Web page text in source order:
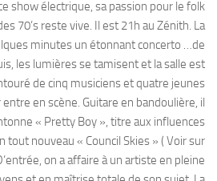
show électrique, sa passion pour le folk
70’s reste vive. Il est 21h au Zénith. La
minutes un étonnant concerto …de
les lumières se tamisent et la salle est
de cinq musiciens et quatre jeunes
en scène. Guitare en bandoulière, il
« Pretty Boy », titre aux influences
tout nouveau « Council Skies » ( Voir sur
on a affaire à un artiste en pleine